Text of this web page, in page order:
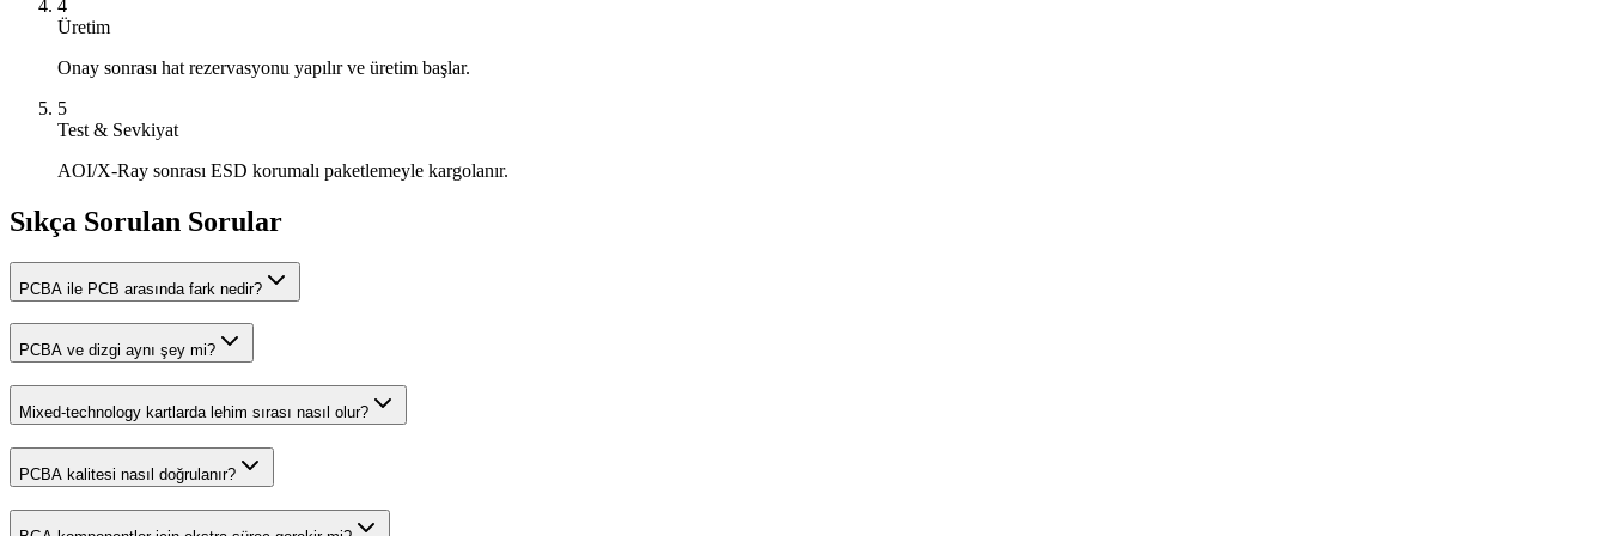
4
Üretim
Onay sonrası hat rezervasyonu yapılır ve üretim başlar.
5
Test & Sevkiyat
AOI/X-Ray sonrası ESD korumalı paketlemeyle kargolanır.
Sıkça Sorulan Sorular
PCBA ile PCB arasında fark nedir?
PCBA ve dizgi aynı şey mi?
Mixed-technology kartlarda lehim sırası nasıl olur?
PCBA kalitesi nasıl doğrulanır?